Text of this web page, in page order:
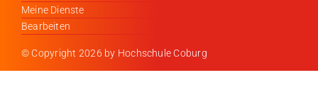
Meine Dienste
Bearbeiten
© Copyright 2026 by Hochschule Coburg